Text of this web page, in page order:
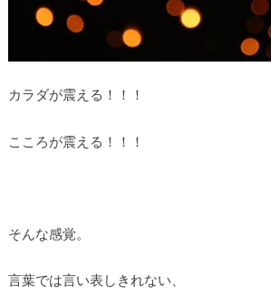
カラダが震える！！！
こころが震える！！！
そんな感覚。
言葉では言い表しきれない、